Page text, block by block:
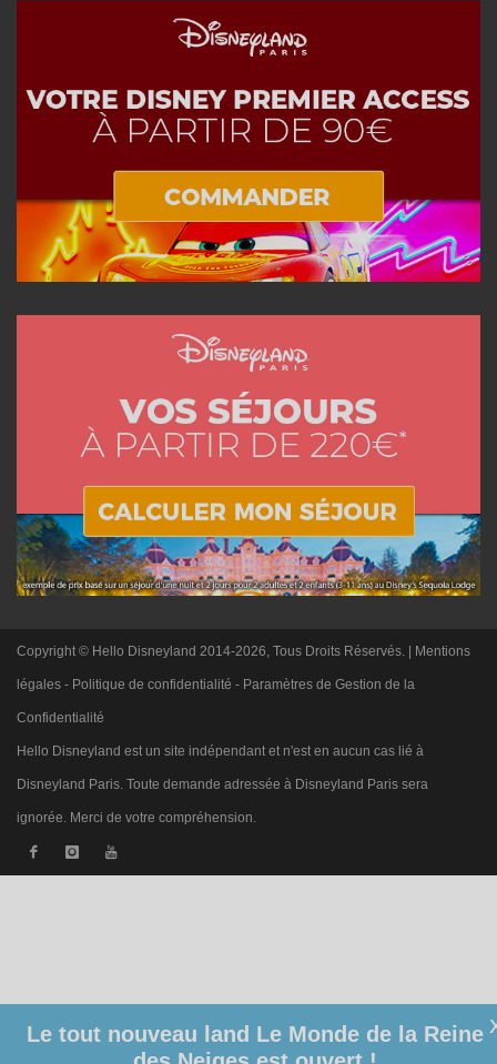
Copyright © Hello Disneyland 2014-2026, Tous Droits Réservés. | Mentions
légales - Politique de confidentialité - Paramètres de Gestion de la
Confidentialité
Hello Disneyland est un site indépendant et n'est en aucun cas lié à
Disneyland Paris. Toute demande adressée à Disneyland Paris sera
ignorée. Merci de votre compréhension.
Le tout nouveau land Le Monde de la Reine